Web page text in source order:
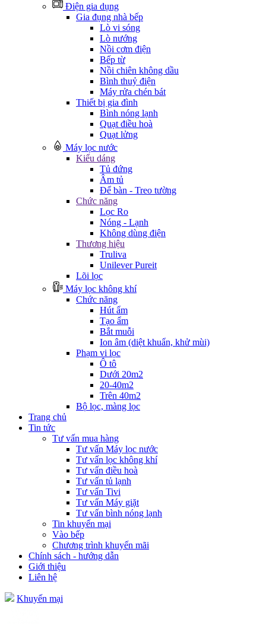
Điện gia dụng
Gia đụng nhà bếp
Lò vi sóng
Lò nướng
Nồi cơm điện
Bếp từ
Nồi chiên không dầu
Bình thuỷ điện
Máy rửa chén bát
Thiết bị gia đình
Bình nóng lạnh
Quạt điều hoà
Quạt lửng
Máy lọc nước
Kiểu dáng
Tủ đứng
Âm tủ
Để bàn - Treo tường
Chức năng
Lọc Ro
Nóng - Lạnh
Không dùng điện
Thương hiệu
Truliva
Unilever Pureit
Lõi lọc
Máy lọc không khí
Chức năng
Hút ẩm
Tạo ẩm
Bắt muỗi
Ion âm (diệt khuẩn, khử mùi)
Phạm vi lọc
Ô tô
Dưới 20m2
20-40m2
Trên 40m2
Bộ lọc, màng lọc
Trang chủ
Tin tức
Tư vấn mua hàng
Tư vấn Máy lọc nước
Tư vấn lọc không khí
Tư vấn điều hoà
Tư vấn tủ lạnh
Tư vấn Tivi
Tư vấn Máy giặt
Tư vấn bình nóng lạnh
Tin khuyến mại
Vào bếp
Chương trình khuyến mãi
Chính sách - hướng dẫn
Giới thiệu
Liên hệ
Khuyến mại